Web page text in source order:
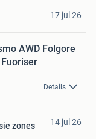
17 jul 26
AWD Folgore
Fuoriser
Details
zones 14 jul 26